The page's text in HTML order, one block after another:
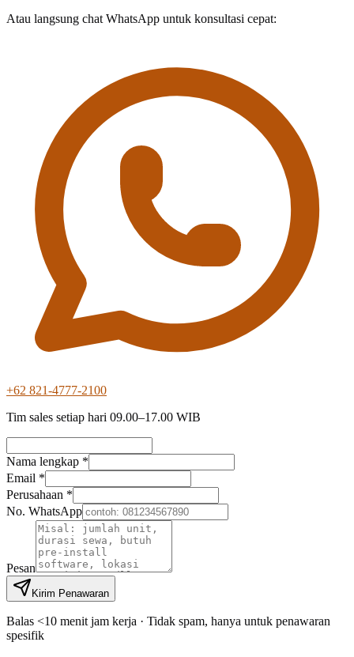
Atau langsung chat WhatsApp untuk konsultasi cepat:
+62 821-4777-2100
Tim sales setiap hari 09.00–17.00 WIB
Nama lengkap *
Email *
Perusahaan *
No. WhatsApp
Pesan
Kirim Penawaran
Balas <10 menit jam kerja · Tidak spam, hanya untuk penawaran
spesifik